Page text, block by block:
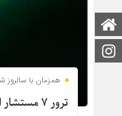
همزمان با
ترور ۷ مستشار ایران در سوریه/ شهادت سرداران «زاهدی»و«حاجی رحیمی»